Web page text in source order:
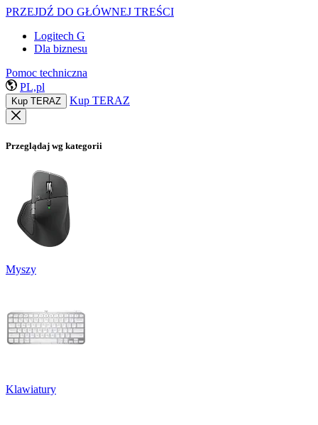
PRZEJDŹ DO GŁÓWNEJ TREŚCI
Logitech G
Dla biznesu
Pomoc techniczna
PL,pl
Kup TERAZ Kup TERAZ
Przeglądaj wg kategorii
Myszy
Klawiatury